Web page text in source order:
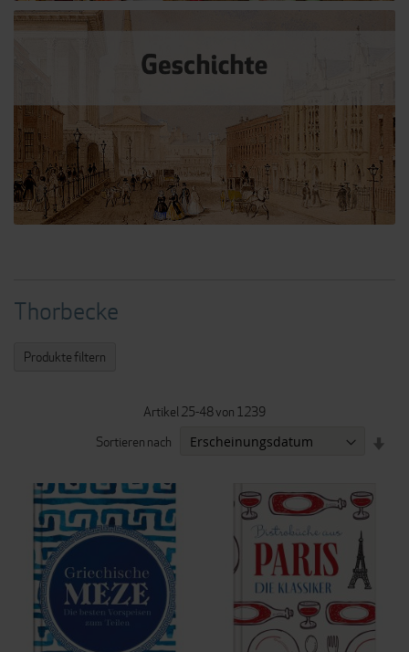
Thorbecke
Artikel25-48von 1239
Sortieren nach
Produkte filtern